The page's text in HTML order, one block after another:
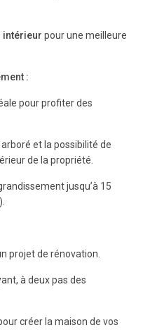
intérieur pour une meilleure
:
pour profiter des
et la possibilité de
de la propriété.
jusqu’à 15
projet de rénovation.
à deux pas des
créer la maison de vos